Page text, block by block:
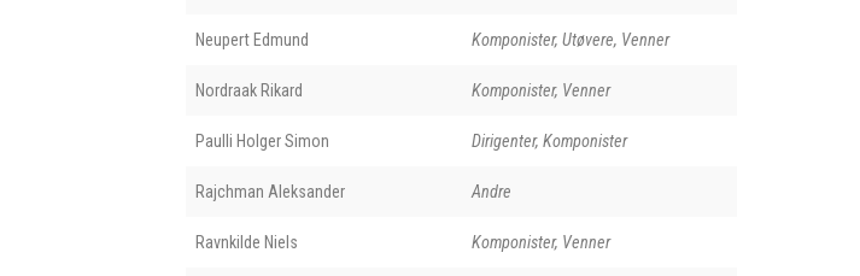
Neupert Edmund Komponister, Utøvere, Venner
Nordraak Rikard Komponister, Venner
Paulli Holger Simon Dirigenter, Komponister
Rajchman Aleksander Andre
Ravnkilde Niels Komponister, Venner